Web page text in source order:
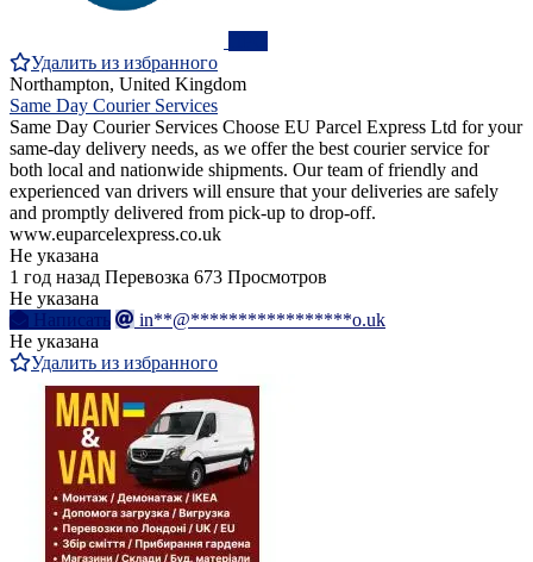
Удалить из избранного
Northampton, United Kingdom
Same Day Courier Services
Same Day Courier Services Choose EU Parcel Express Ltd for your
same-day delivery needs, as we offer the best courier service for
both local and nationwide shipments. Our team of friendly and
experienced van drivers will ensure that your deliveries are safely
and promptly delivered from pick-up to drop-off.
www.euparcelexpress.co.uk
Не указана
1 год назад Перевозка 673 Просмотров
Не указана
Написать
in**@*****************o.uk
Не указана
Удалить из избранного